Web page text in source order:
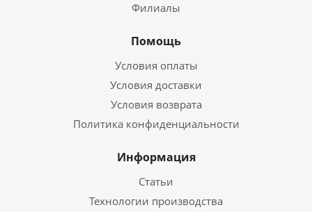
Филиалы
Помощь
Условия оплаты
Условия доставки
Условия возврата
Политика конфиденциальности
Информация
Статьи
Технологии производства